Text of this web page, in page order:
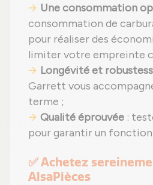
Une consommation
consommation de
pour réaliser des
limiter votre empreinte
Longévité et
Garrett vous
terme ;
Qualité éprouvée :
pour garantir un
✅ Achetez
AlsaPièces